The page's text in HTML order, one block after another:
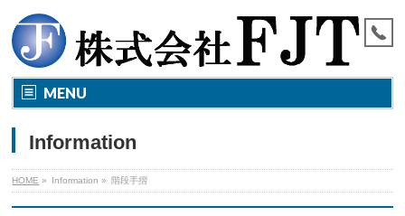
MENU
Information
HOME » Information » 階段手摺